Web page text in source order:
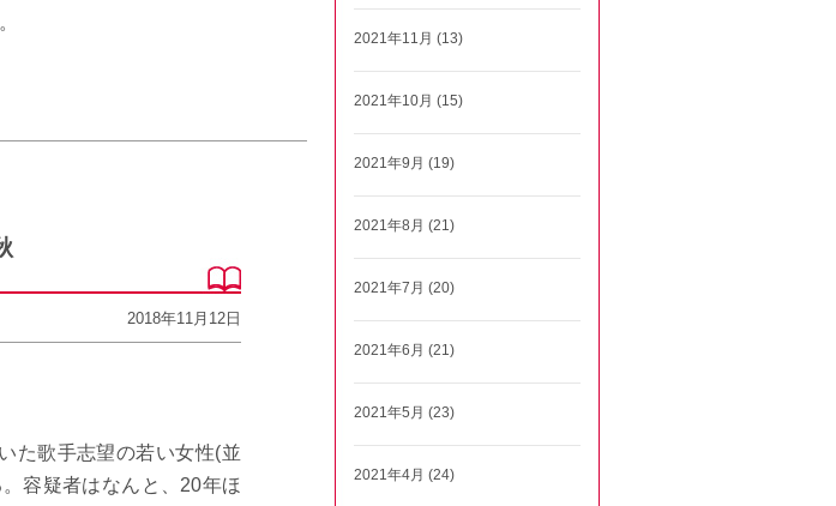
2018年11月12日
た歌手志望の若い女性(並
容疑者はなんと、20年ほ
2021年11月 (13)
2021年10月 (15)
2021年9月 (19)
2021年8月 (21)
2021年7月 (20)
2021年6月 (21)
2021年5月 (23)
2021年4月 (24)